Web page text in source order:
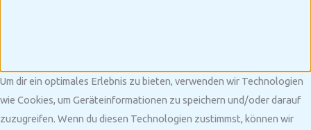
Um dir ein optimales Erlebnis zu bieten, verwenden wir Technologien
wie Cookies, um Geräteinformationen zu speichern und/oder darauf
zuzugreifen. Wenn du diesen Technologien zustimmst, können wir